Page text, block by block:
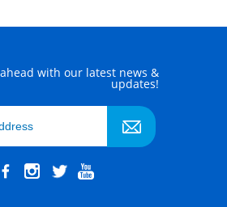
with our latest news &
updates!